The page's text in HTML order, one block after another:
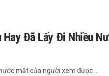
Đã Lấy Đi Nhiều
mắt của người xem được ...